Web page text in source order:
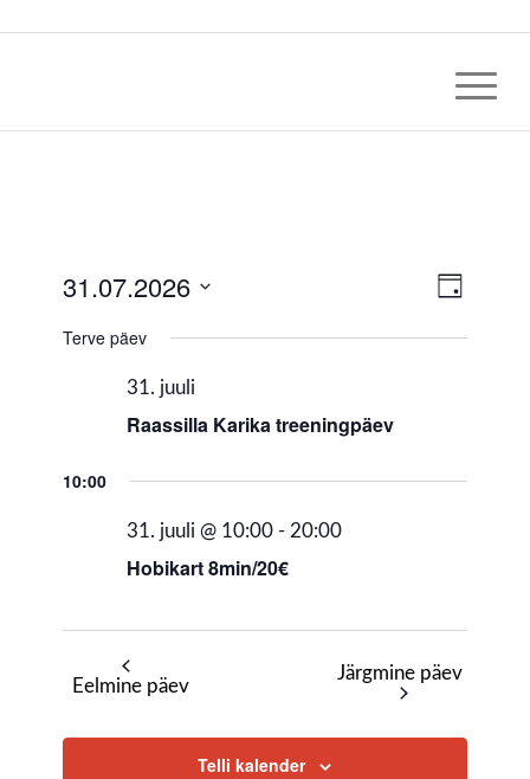
Views
Event
Views
Päeva
31.07.2026
Terve päev
31. juuli
Raassilla Karika treeningpäev
10:00
31. juuli @ 10:00 - 20:00
Hobikart 8min/20€
Eelmine päev
Järgmine päev
Telli kalender